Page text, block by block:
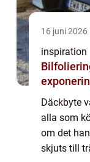
16 juni 2026
inspiration
Däckbyte
alla som
om det
skjuts till